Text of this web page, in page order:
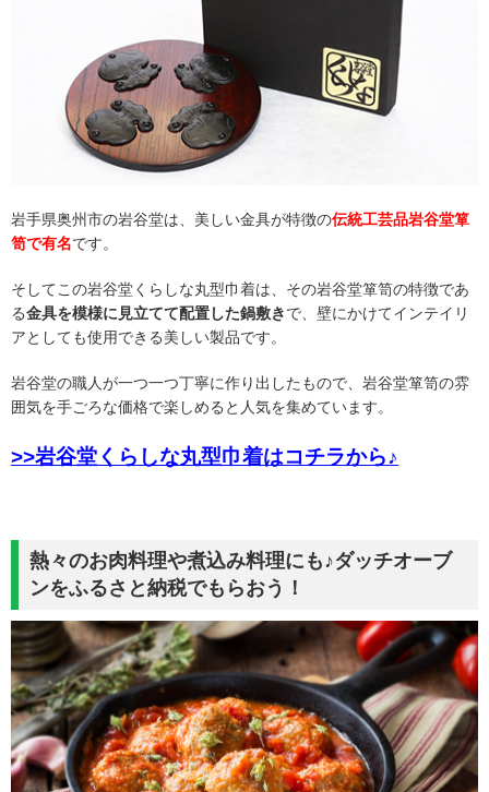
岩手県奥州市の岩谷堂は、美しい金具が特徴の伝統工芸品岩谷堂箪
笥で有名です。
そしてこの岩谷堂くらしな丸型巾着は、その岩谷堂箪笥の特徴であ
る金具を模様に見立てて配置した鍋敷きで、壁にかけてインテイリ
アとしても使用できる美しい製品です。
岩谷堂の職人が一つ一つ丁寧に作り出したもので、岩谷堂箪笥の雰
囲気を手ごろな価格で楽しめると人気を集めています。
>>岩谷堂くらしな丸型巾着はコチラから♪
熱々のお肉料理や煮込み料理にも♪ダッチオーブ
ンをふるさと納税でもらおう！